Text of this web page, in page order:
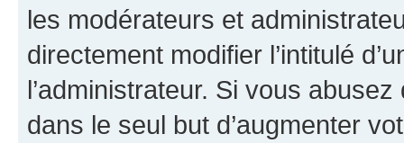
les modérateurs et
directement modifier l’intitulé
l’administrateur. Si vous
dans le seul but d’augmenter